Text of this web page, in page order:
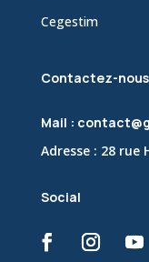
Cegestim
Contactez-nous
Mail :
Adresse : 28 rue
Social